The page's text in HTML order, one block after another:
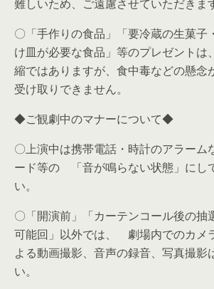
難しいため、ご遠慮させていただきま
〇「手作りの食品」「要冷蔵の生菓子
け皿が必要な食品」等のプレゼント
縮ではありますが、食中毒などの懸念
受け取りできません。
◆ご観劇中のマナーについて◆
〇上演中は携帯電話・時計のアラーム
ード等の 「音が鳴らない状態」にし
い。
〇「開演前」「カーテンコール後の抽
可能回」以外では、 劇場内でのカメ
よる動画撮影、音声の録音、写真撮影
い。